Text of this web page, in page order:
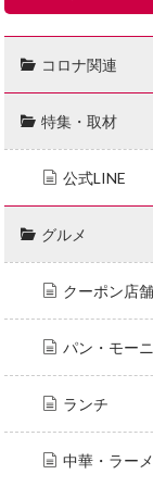
コロナ関連
特集・取材
公式LINE
グルメ
クーポン店舗
パン・モー
ランチ
中華・ラー